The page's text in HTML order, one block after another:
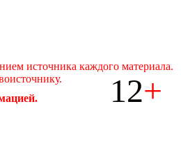
источника каждого материала.
12+